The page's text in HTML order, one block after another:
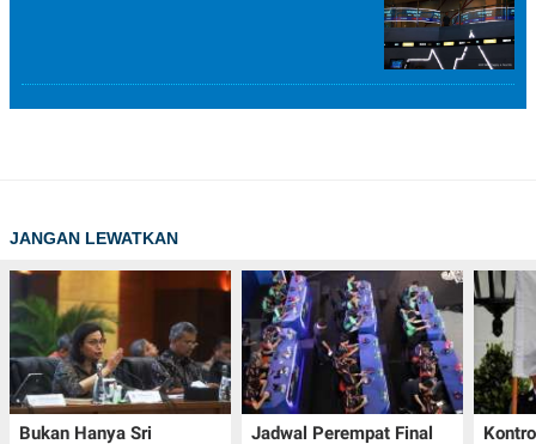
JANGAN LEWATKAN
Bukan Hanya Sri Jadwal Perempat Final